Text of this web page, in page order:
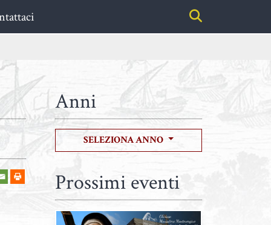
Anni
SELEZIONA ANNO
Prossimi eventi